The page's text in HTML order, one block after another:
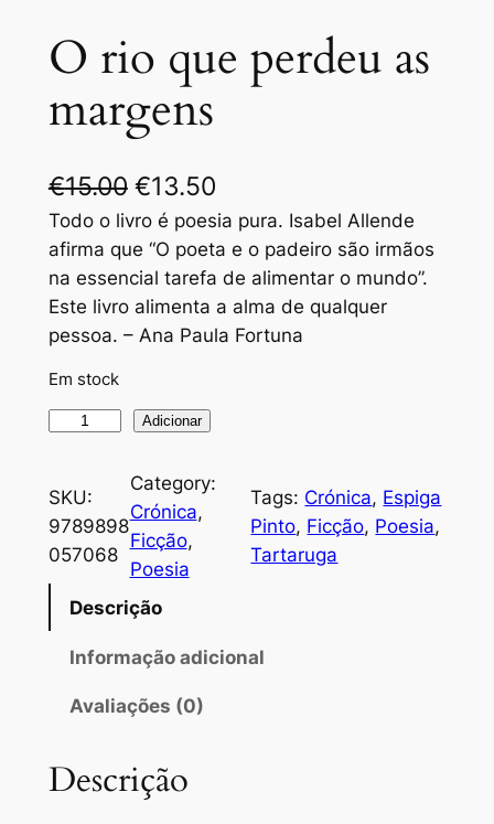
O rio que perdeu as
margens
€15.00 O
p
r
e
ç
o
i
g
i
n
a
e
r
a
€13.50O
p
r
e
ç
u
:
Todo o livro é poesia pura. Isabel Allende
afirma que “O poeta e o padeiro são irmãos
na essencial tarefa de alimentar o mundo”.
Este livro alimenta a alma de qualquer
pessoa. – Ana Paula Fortuna
Em stock
n
t
i
O
r
Adicionar
SKU:
9789898
057068
Category:
Crónica
Ficção
Poesia
Tags: Crónica, Espiga
Pinto, Ficção, Poesia
Tartaruga
Descrição
Informação adicional
Avaliações (0)
Descrição